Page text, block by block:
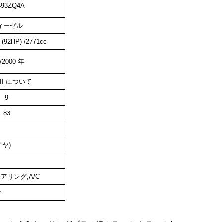
ーゼル
(92HP) /2771cc
2000 年
II について
9
83
ヤ)
リング,A/C